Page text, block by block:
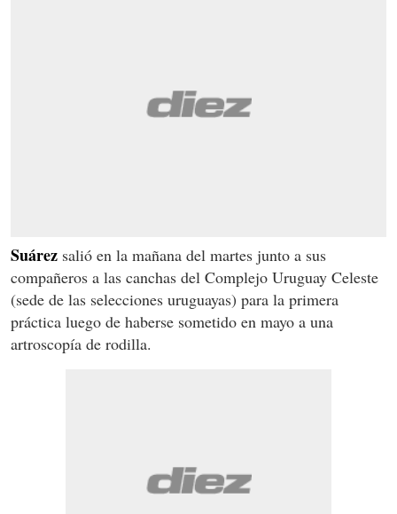
Suárez salió en la mañana del martes junto a sus
compañeros a las canchas del Complejo Uruguay Celeste
(sede de las selecciones uruguayas) para la primera
práctica luego de haberse sometido en mayo a una
artroscopía de rodilla.